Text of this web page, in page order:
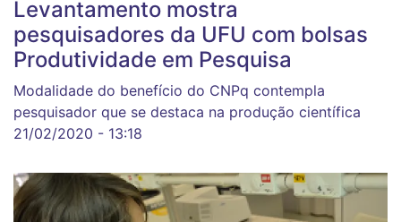
Levantamento mostra
pesquisadores da UFU com bolsas
Produtividade em Pesquisa
Modalidade do benefício do CNPq contempla
pesquisador que se destaca na produção científica
21/02/2020 - 13:18